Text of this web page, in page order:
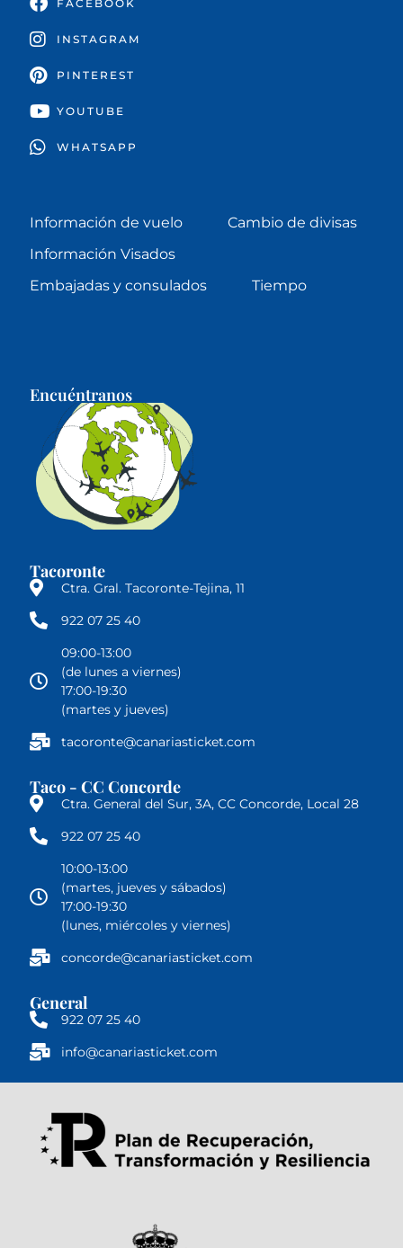
FACEBOOK
INSTAGRAM
PINTEREST
YOUTUBE
WHATSAPP
Información de vuelo
Cambio de divisas
Información Visados
Embajadas y consulados
Tiempo
Encuéntranos
Tacoronte
Ctra. Gral. Tacoronte-Tejina, 11
922 07 25 40
09:00-13:00
(de lunes a viernes)
17:00-19:30
(martes y jueves)
tacoronte@canariasticket.com
Taco - CC Concorde
Ctra. General del Sur, 3A, CC Concorde, Local 28
922 07 25 40
10:00-13:00
(martes, jueves y sábados)
17:00-19:30
(lunes, miércoles y viernes)
concorde@canariasticket.com
General
922 07 25 40
info@canariasticket.com